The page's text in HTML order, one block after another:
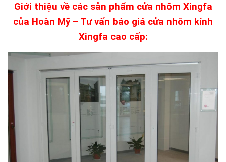
Giới thiệu về các sản phẩm cửa nhôm Xingfa
của Hoàn Mỹ – Tư vấn báo giá cửa nhôm kính
Xingfa cao cấp: